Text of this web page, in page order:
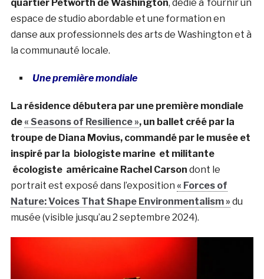
quartier Petworth de Washington, dédié à fournir un
espace de studio abordable et une formation en
danse aux professionnels des arts de Washington et à
la communauté locale.
Une première mondiale
La résidence débutera par une première mondiale
de« Seasons of Resilience », un ballet créé par la
troupe de Diana Movius, commandé par le musée et
inspiré par la biologiste marine et militante
écologiste américaine Rachel Carson dont le
portrait est exposé dans l’exposition « Forces of
Nature: Voices That Shape Environmentalism » du
musée (visible jusqu’au 2 septembre 2024).